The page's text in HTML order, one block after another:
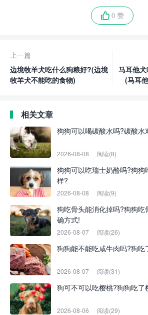
0 赞
上一篇
边境牧羊犬吃什么狗粮好?(边境
牧羊犬不能吃的食物)
马耳他
(马耳
相关文章
狗狗可以喝碳酸水吗?碳酸水
2026-08-08 阅读(8)
狗狗可以吃瑞士奶酪吗?狗狗
样?
2026-08-08 阅读(9)
狗吃骨头能消化掉吗?狗狗吃
确方式!
2026-08-07 阅读(26)
狗狗能不能吃咸牛肉吗?狗吃
2026-08-07 阅读(31)
狗可不可以吃樱桃?狗狗吃了
2026-08-06 阅读(29)